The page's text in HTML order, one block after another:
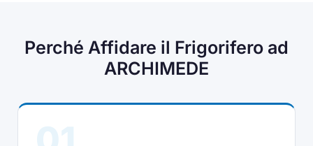
Perché Affidare il Frigorifero ad
ARCHIMEDE